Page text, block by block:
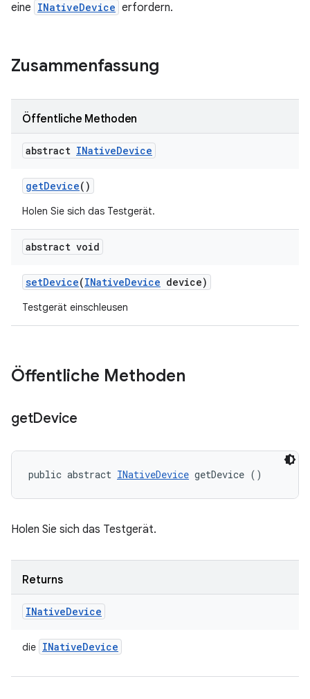
eine INativeDevice erfordern.
Zusammenfassung
Öffentliche Methoden
abstract INativeDevice
getDevice()
Holen Sie sich das Testgerät.
abstract void
setDevice(INativeDevice device)
Testgerät einschleusen
Öffentliche Methoden
getDevice
public abstract INativeDevice getDevice ()
Holen Sie sich das Testgerät.
Returns
INativeDevice
die INativeDevice